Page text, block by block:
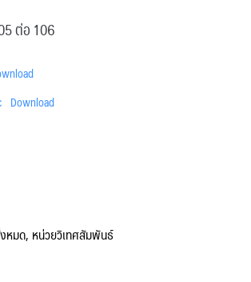
ต่อ 106
Download
หมด, หน่วยวิเทศสัมพันธ์